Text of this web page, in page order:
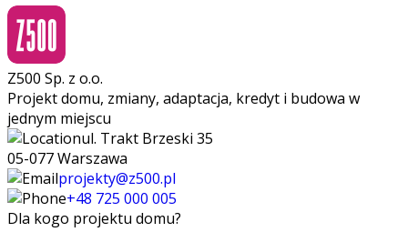
Z500 Sp. z o.o.
Projekt domu, zmiany, adaptacja, kredyt i budowa w
jednym miejscu
ul. Trakt Brzeski 35
05-077 Warszawa
projekty@z500.pl
+48 725 000 005
Dla kogo projektu domu?